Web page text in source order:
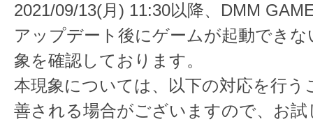
2021/09/13(月) 11:30以降、DMM
アップデート後にゲームが起動でき
象を確認しております。
本現象については、以下の対応を行う
善される場合がございますので、お